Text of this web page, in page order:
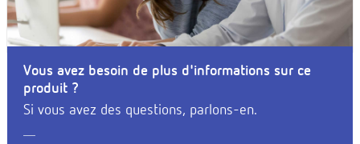
Vous avez besoin de plus d'informations sur ce
produit ?
Si vous avez des questions, parlons-en.